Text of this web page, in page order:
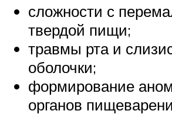
сложности с
твердой пищи;
травмы рта и
оболочки;
формирование
органов